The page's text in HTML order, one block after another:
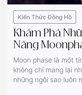
Kiến Thức Đồng Hồ
Khám Phá
Năng
Moon phase là một
không chỉ mang lại
những ngôi sao luôn